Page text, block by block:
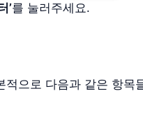
’를 눌러주세요.
으로 다음과 같은 항목